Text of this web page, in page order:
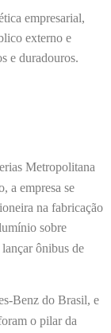
empresarial,
externo e
e duradouros.
Metropolitana
a empresa se
na fabricação
sobre
ônibus de
Benz do Brasil, e
o pilar da